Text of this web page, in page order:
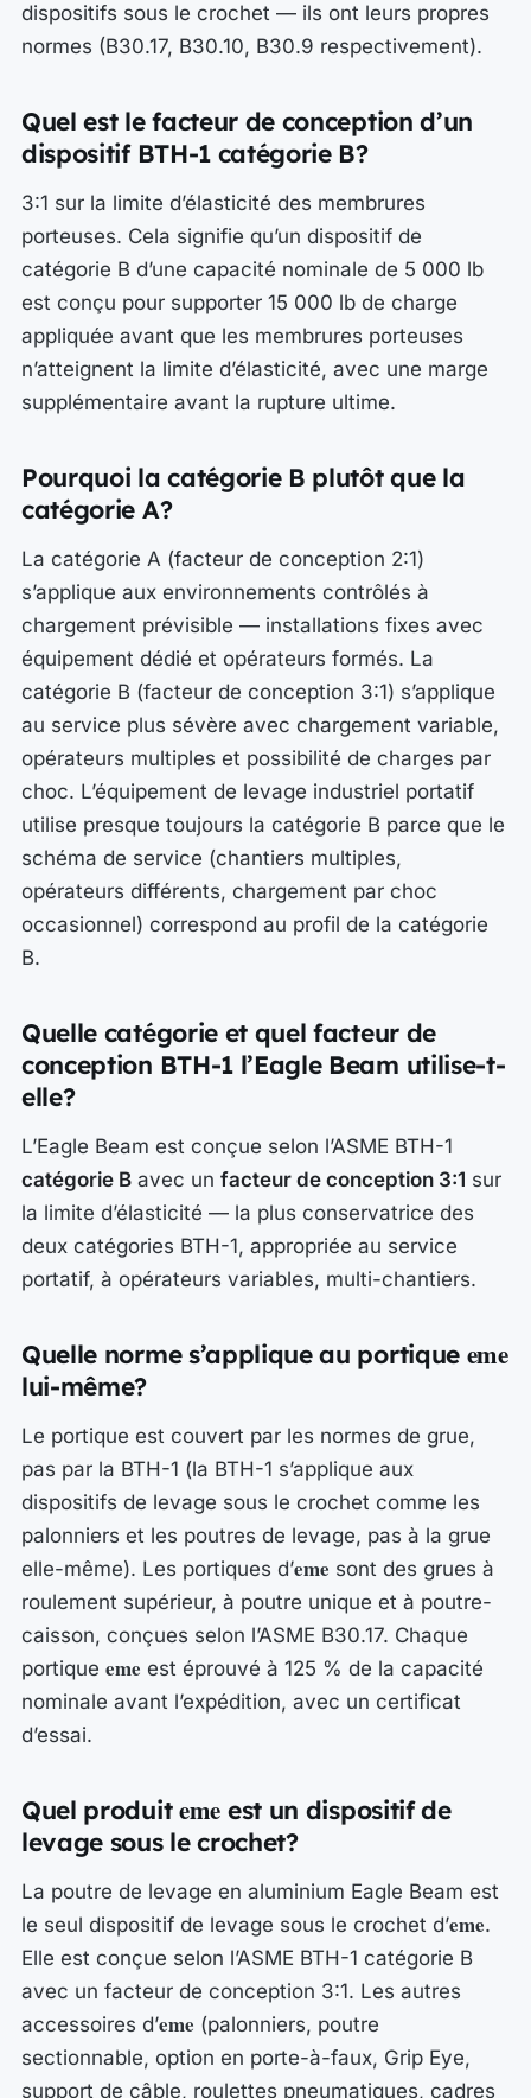
dispositifs sous le crochet — ils ont leurs propres
normes (B30.17, B30.10, B30.9 respectivement).
Quel est le facteur de conception d’un
dispositif BTH-1 catégorie B?
3:1 sur la limite d’élasticité des membrures
porteuses. Cela signifie qu’un dispositif de
catégorie B d’une capacité nominale de 5 000 lb
est conçu pour supporter 15 000 lb de charge
appliquée avant que les membrures porteuses
n’atteignent la limite d’élasticité, avec une marge
supplémentaire avant la rupture ultime.
Pourquoi la catégorie B plutôt que la
catégorie A?
La catégorie A (facteur de conception 2:1)
s’applique aux environnements contrôlés à
chargement prévisible — installations fixes avec
équipement dédié et opérateurs formés. La
catégorie B (facteur de conception 3:1) s’applique
au service plus sévère avec chargement variable,
opérateurs multiples et possibilité de charges par
choc. L’équipement de levage industriel portatif
utilise presque toujours la catégorie B parce que le
schéma de service (chantiers multiples,
opérateurs différents, chargement par choc
occasionnel) correspond au profil de la catégorie
B.
Quelle catégorie et quel facteur de
conception BTH-1 l’Eagle Beam utilise-t-
elle?
L’Eagle Beam est conçue selon l’ASME BTH-1
catégorie B avec un facteur de conception 3:1 sur
la limite d’élasticité — la plus conservatrice des
deux catégories BTH-1, appropriée au service
portatif, à opérateurs variables, multi-chantiers.
Quelle norme s’applique au portique eme
lui-même?
Le portique est couvert par les normes de grue,
pas par la BTH-1 (la BTH-1 s’applique aux
dispositifs de levage sous le crochet comme les
palonniers et les poutres de levage, pas à la grue
elle-même). Les portiques d’eme sont des grues à
roulement supérieur, à poutre unique et à poutre-
caisson, conçues selon l’ASME B30.17. Chaque
portique eme est éprouvé à 125 % de la capacité
nominale avant l’expédition, avec un certificat
d’essai.
Quel produiteme est un dispositif de
levage sous le crochet?
La poutre de levage en aluminium Eagle Beam est
le seul dispositif de levage sous le crochet d’eme.
Elle est conçue selon l’ASME BTH-1 catégorie B
avec un facteur de conception 3:1. Les autres
accessoires d’eme (palonniers, poutre
sectionnable, option en porte-à-faux, Grip Eye,
support de câble, roulettes pneumatiques, cadres